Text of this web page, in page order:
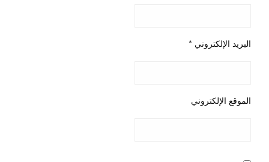
البريد الإلكتروني *
الموقع الإلكتروني